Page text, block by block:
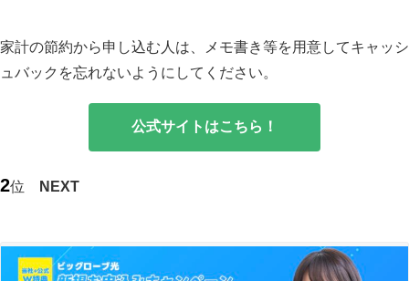
家計の節約から申し込む人は、メモ書き等を用意してキャッシ
ュバックを忘れないようにしてください。
公式サイトはこちら！
2位 NEXT